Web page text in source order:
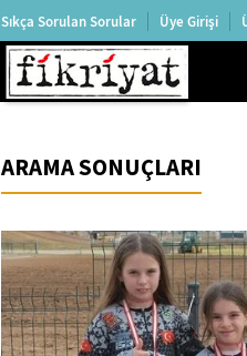
Sıkça Sorulan Sorular Üye Girişi
ARAMA SONUÇLARI